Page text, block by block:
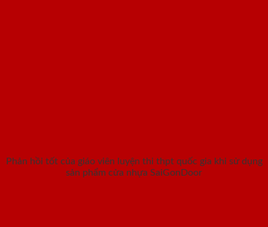
Phản hồi tốt của giáo viên luyện thi thpt quốc gia khi sử dụng
sản phẩm cửa nhựa SaiGonDoor